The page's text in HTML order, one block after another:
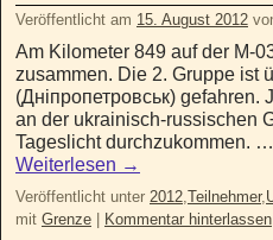
Veröffentlicht am 15. August 2012
Am Kilometer 849 auf der M-
zusammen. Die 2. Gruppe ist
(Дніпропетровськ)
an der ukrainisch-russischen
Tageslicht durchzukommen. …
Weiterlesen →
Veröffentlicht unter 2012 Teilnehmer,
mit Grenze Kommentar hinterlassen